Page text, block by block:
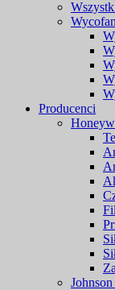
Producenci